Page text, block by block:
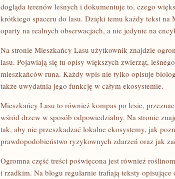
dogląda terenów leśnych i dokumentuje to, czego
krótkiego spaceru do lasu. Dzięki temu każdy tekst na
oparty na realnych obserwacjach, a nie jedynie na
Na stronie Mieszkańcy Lasu użytkownik znajdzie
lasu. Pojawiają się tu opisy większych zwierząt,
mieszkańców runa. Każdy wpis nie tylko opisuje
także uwydatnia jego funkcję w całym ekosystemie.
Mieszkańcy Lasu to również kompas po lesie,
wśród drzew w sposób odpowiedzialny. Na stronie
tak, aby nie przeszkadzać lokalne ekosystemy, jak
prawdopodobieństwo ryzykownych zdarzeń oraz jak
Ogromna część treści poświęcona jest również
i rzadkim. Na blogu regularnie trafiają teksty opisujące